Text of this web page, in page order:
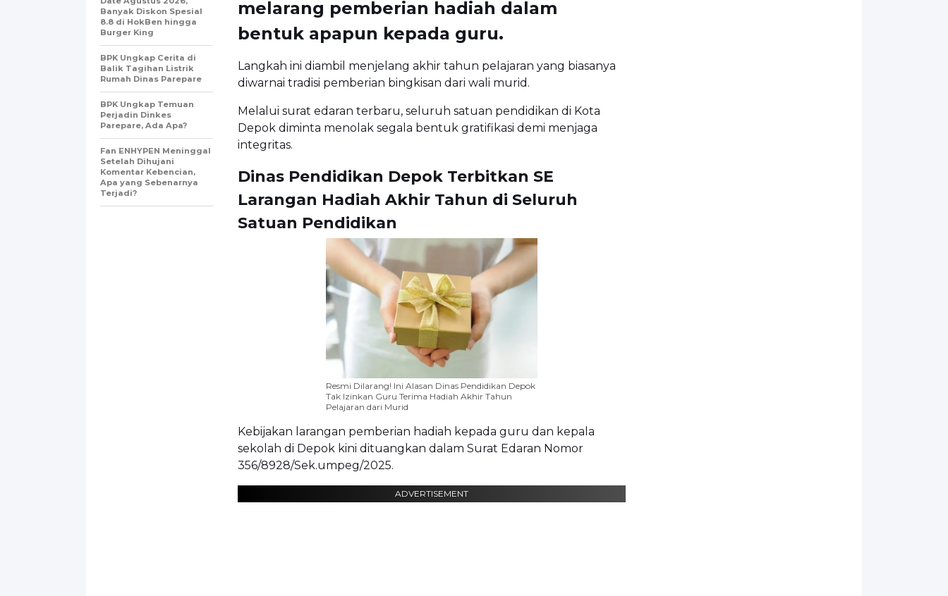
melarang pemberian hadiah dalam
bentuk apapun kepada guru.
Langkah ini diambil menjelang akhir tahun pelajaran yang biasanya
diwarnai tradisi pemberian bingkisan dari wali murid.
Melalui surat edaran terbaru, seluruh satuan pendidikan di Kota
Depok diminta menolak segala bentuk gratifikasi demi menjaga
integritas.
Dinas Pendidikan Depok Terbitkan SE
Larangan Hadiah Akhir Tahun di Seluruh
Satuan Pendidikan
Resmi Dilarang! Ini Alasan Dinas Pendidikan Depok
Tak Izinkan Guru Terima Hadiah Akhir Tahun
Pelajaran dari Murid
Kebijakan larangan pemberian hadiah kepada guru dan kepala
sekolah di Depok kini dituangkan dalam Surat Edaran Nomor
356/8928/Sek.umpeg/2025.
ADVERTISEMENT
Banyak Diskon Spesial
8.8 di HokBen hingga
Burger King ‎
BPK Ungkap Cerita di
Balik Tagihan Listrik
Rumah Dinas Parepare
BPK Ungkap Temuan
Perjadin Dinkes
Parepare, Ada Apa?
Fan ENHYPEN Meninggal
Setelah Dihujani
Komentar Kebencian,
Apa yang Sebenarnya
Terjadi?